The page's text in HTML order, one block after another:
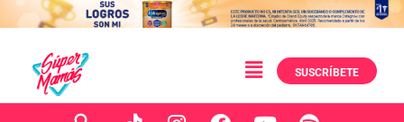
SUSCRÍBETE